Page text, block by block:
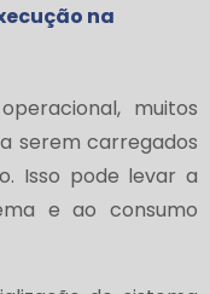
na
muitos
serem carregados
Isso pode levar a
e ao consumo